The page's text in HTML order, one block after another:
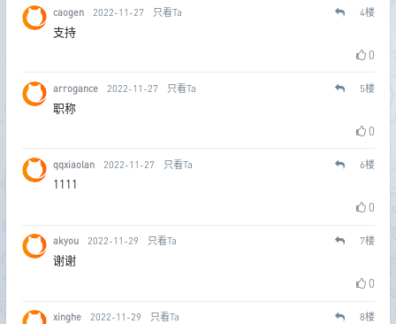
caogen 2022-11-27 只看Ta 4楼
支持
0
arrogance 2022-11-27 只看Ta 5楼
职称
0
qqxiaolan 2022-11-27 只看Ta 6楼
1111
0
akyou 2022-11-29 只看Ta 7楼
谢谢
0
xinghe 2022-11-29 只看Ta 8楼